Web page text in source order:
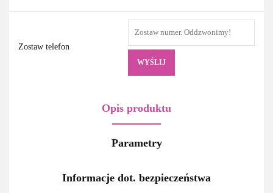
Zostaw telefon
WYŚLIJ
Opis produktu
Parametry
Informacje dot. bezpieczeństwa